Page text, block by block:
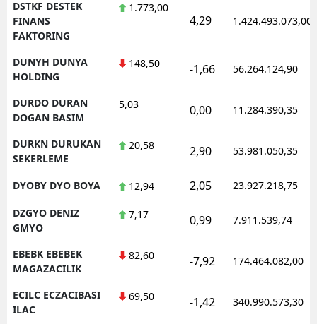
DSTKF DESTEK
FINANS
FAKTORING
1.773,00
4,29 1.424.493.073,00
DUNYH DUNYA
HOLDING
148,50 -1,66 56.264.124,90
DURDO DURAN
DOGAN BASIM
5,03 0,00 11.284.390,35
DURKN DURUKAN
SEKERLEME
20,58 2,90 53.981.050,35
DYOBY DYO BOYA 12,94 2,05 23.927.218,75
DZGYO DENIZ
GMYO
7,17 0,99 7.911.539,74
EBEBK EBEBEK
MAGAZACILIK
82,60 -7,92 174.464.082,00
ECILC ECZACIBASI
ILAC
69,50 -1,42 340.990.573,30